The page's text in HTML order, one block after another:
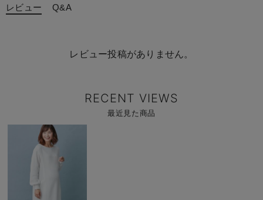
レビュー Q&A
レビュー投稿がありません。
RECENT VIEWS
最近見た商品
商